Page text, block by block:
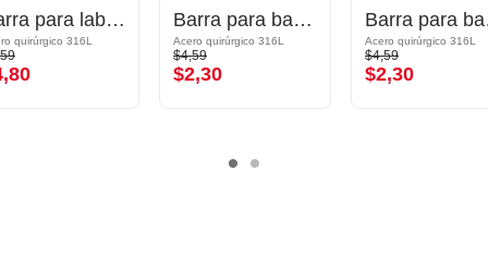
Barra para labret con rosca interior (acero quirúrgico, chapado en oro, acabado brillante)
quirúrgico 316L
Barra para barbell con rosca interior
Acero quirúrgico 316L
$4,59
$2,30
Acero quirúrgico 316L
$4,59
$2,30